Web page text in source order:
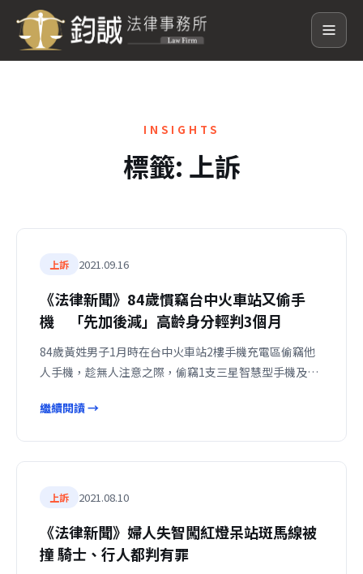
INSIGHTS
標籤: 上訴
上訴 2021.09.16
《法律新聞》84歲慣竊台中火車站又偷手
機 「先加後減」高齡身分輕判3個月
84歲黃姓男子1月時在台中火車站2樓手機充電區偷竊他
人手機，趁無人注意之際，偷竊1支三星智慧型手機及…
繼續閱讀 →
上訴 2021.08.10
《法律新聞》婦人失智闖紅燈呆站斑馬線被
撞 騎士、行人都判有罪